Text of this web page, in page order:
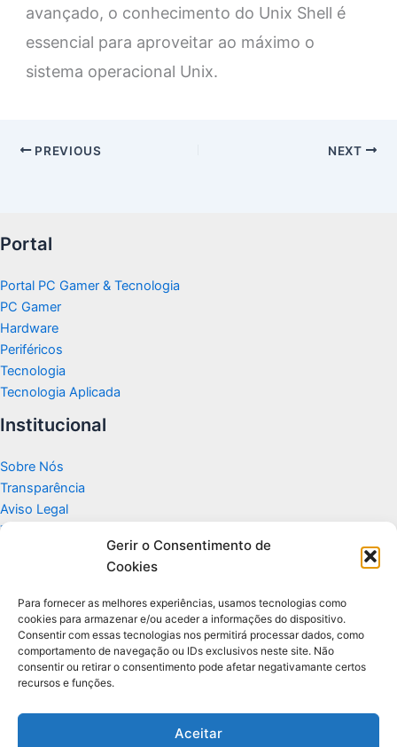
Gerir o Consentimento de
Cookies
Para fornecer as melhores experiências, usamos tecnologias como
cookies para armazenar e/ou aceder a informações do dispositivo.
Consentir com essas tecnologias nos permitirá processar dados, como
comportamento de navegação ou IDs exclusivos neste site. Não
consentir ou retirar o consentimento pode afetar negativamante certos
recursos e funções.
Aceitar
avançado, o conhecimento do Unix Shell é
essencial para aproveitar ao máximo o
sistema operacional Unix.
PREVIOUS NEXT
Portal
Portal PC Gamer & Tecnologia
PC Gamer
Hardware
Periféricos
Tecnologia
Tecnologia Aplicada
Institucional
Sobre Nós
Transparência
Aviso Legal
Termos de Uso
Politicas de Privacidade e Cookies
Apoio
Glossário de Tecnologia
Portal editorial independente sobre tecnologia, PC Gamer e guias